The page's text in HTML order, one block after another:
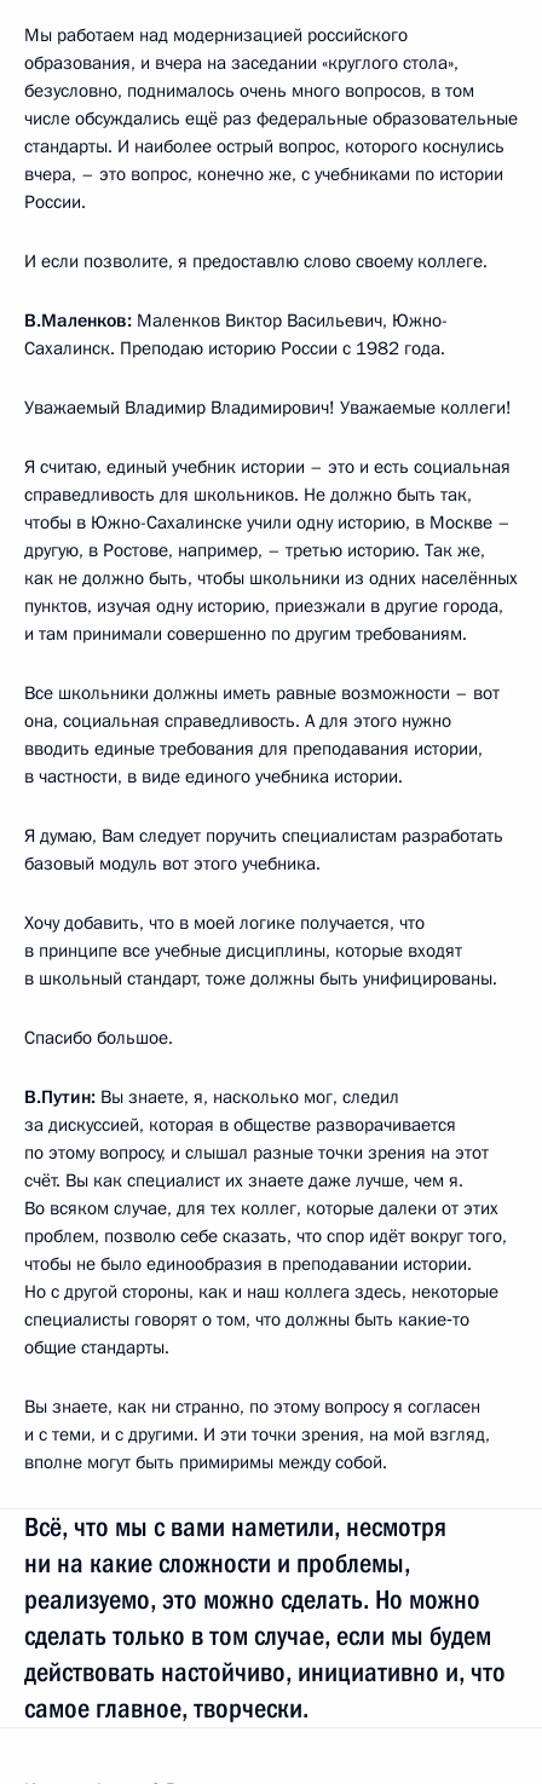
Мы работаем над модернизацией российского
образования, и вчера на заседании «круглого стола»,
безусловно, поднималось очень много вопросов, в том
числе обсуждались ещё раз федеральные образовательные
стандарты. И наиболее острый вопрос, которого коснулись
вчера, – это вопрос, конечно же, с учебниками по истории
России.
И если позволите, я предоставлю слово своему коллеге.
В.Маленков: Маленков Виктор Васильевич, Южно-
Сахалинск. Преподаю историю России с 1982 года.
Уважаемый Владимир Владимирович! Уважаемые коллеги!
Я считаю, единый учебник истории – это и есть социальная
справедливость для школьников. Не должно быть так,
чтобы в Южно-Сахалинске учили одну историю, в Москве –
другую, в Ростове, например, – третью историю. Так же,
как не должно быть, чтобы школьники из одних населённых
пунктов, изучая одну историю, приезжали в другие города,
и там принимали совершенно по другим требованиям.
Все школьники должны иметь равные возможности – вот
она, социальная справедливость. А для этого нужно
вводить единые требования для преподавания истории,
в частности, в виде единого учебника истории.
Я думаю, Вам следует поручить специалистам разработать
базовый модуль вот этого учебника.
Хочу добавить, что в моей логике получается, что
в принципе все учебные дисциплины, которые входят
в школьный стандарт, тоже должны быть унифицированы.
Спасибо большое.
В.Путин: Вы знаете, я, насколько мог, следил
за дискуссией, которая в обществе разворачивается
по этому вопросу, и слышал разные точки зрения на этот
счёт. Вы как специалист их знаете даже лучше, чем я.
Во всяком случае, для тех коллег, которые далеки от этих
проблем, позволю себе сказать, что спор идёт вокруг того,
чтобы не было единообразия в преподавании истории.
Но с другой стороны, как и наш коллега здесь, некоторые
специалисты говорят о том, что должны быть какие‑то
общие стандарты.
Вы знаете, как ни странно, по этому вопросу я согласен
и с теми, и с другими. И эти точки зрения, на мой взгляд,
вполне могут быть примиримы между собой.
Всё, что мы с вами наметили, несмотря
ни на какие сложности и проблемы,
реализуемо, это можно сделать. Но можно
сделать только в том случае, если мы будем
действовать настойчиво, инициативно и, что
самое главное, творчески.